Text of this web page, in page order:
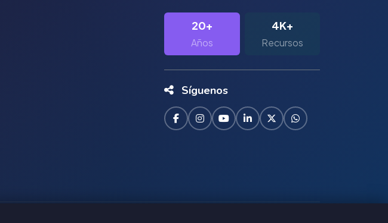
20+
Años
4K+
Recursos
Síguenos